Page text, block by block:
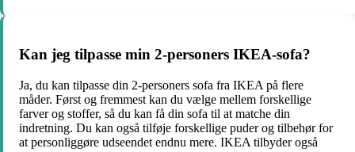
Kan jeg tilpasse min 2-personers IKEA-sofa?
Ja, du kan tilpasse din 2-personers sofa fra IKEA på flere
måder. Først og fremmest kan du vælge mellem forskellige
farver og stoffer, så du kan få din sofa til at matche din
indretning. Du kan også tilføje forskellige puder og tilbehør for
at personliggøre udseendet endnu mere. IKEA tilbyder også